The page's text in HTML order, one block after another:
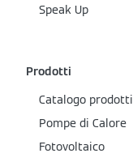
Speak Up
Prodotti
Catalogo prodotti
Pompe di Calore
Fotovoltaico